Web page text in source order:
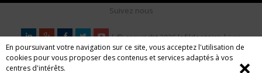
En poursuivant votre navigation sur ce site, vous acceptez l'utilisation de
cookies pour vous proposer des contenus et services adaptés à vos
centres d'intérêts.
❌
Suivez nous
| © copyright 2026 lefildentaire |Les
auteurs| Espace annonceurs | Nos partenaires |Mentions
légales| CGU